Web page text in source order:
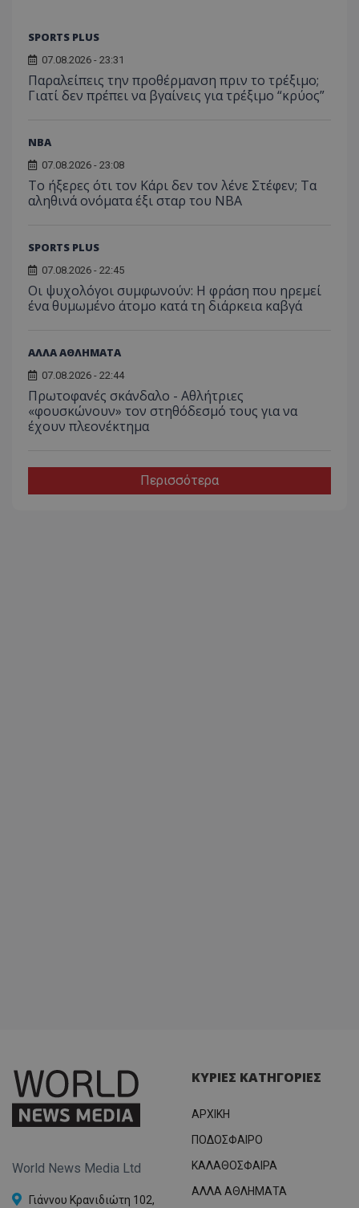
SPORTS PLUS
07.08.2026 - 23:31
Παραλείπεις την προθέρμανση πριν το τρέξιμο;
Γιατί δεν πρέπει να βγαίνεις για τρέξιμο “κρύος”
NBA
07.08.2026 - 23:08
Το ήξερες ότι τον Κάρι δεν τον λένε Στέφεν; Τα
αληθινά ονόματα έξι σταρ του NBA
SPORTS PLUS
07.08.2026 - 22:45
Οι ψυχολόγοι συμφωνούν: Η φράση που ηρεμεί
ένα θυμωμένο άτομο κατά τη διάρκεια καβγά
ΑΛΛΑ ΑΘΛΗΜΑΤΑ
07.08.2026 - 22:44
Πρωτοφανές σκάνδαλο - Aθλήτριες
«φουσκώνουν» τον στηθόδεσμό τους για να
έχουν πλεονέκτημα
Περισσότερα
World News Media Ltd
Γιάννου Κρανιδιώτη 102,
ΚΥΡΙΕΣ ΚΑΤΗΓΟΡΙΕΣ
ΑΡΧΙΚΗ
ΠΟΔΟΣΦΑΙΡΟ
ΚΑΛΑΘΟΣΦΑΙΡΑ
ΑΛΛΑ ΑΘΛΗΜΑΤΑ